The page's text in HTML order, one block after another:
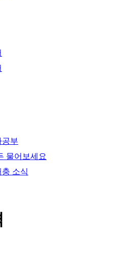
공부
물어보세요
소식